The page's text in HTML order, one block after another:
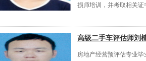
损师培训，并考取相关证
高级二手车评估师刘
房地产经营预评估专业